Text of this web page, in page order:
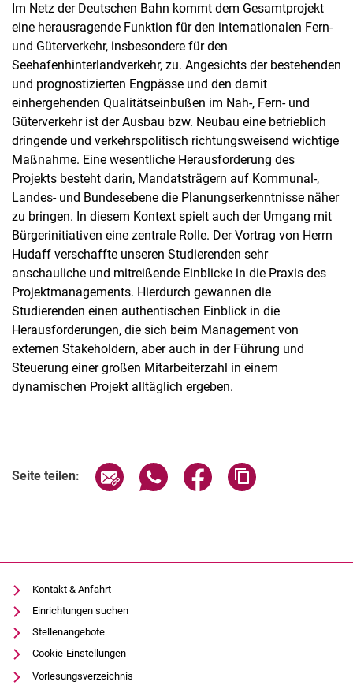
Im Netz der Deutschen Bahn kommt dem Gesamtprojekt
eine herausragende Funktion für den internationalen Fern-
und Güterverkehr, insbesondere für den
Seehafenhinterlandverkehr, zu. Angesichts der bestehenden
und prognostizierten Engpässe und den damit
einhergehenden Qualitätseinbußen im Nah-, Fern- und
Güterverkehr ist der Ausbau bzw. Neubau eine betrieblich
dringende und verkehrspolitisch richtungsweisend wichtige
Maßnahme. Eine wesentliche Herausforderung des
Projekts besteht darin, Mandatsträgern auf Kommunal-,
Landes- und Bundesebene die Planungserkenntnisse näher
zu bringen. In diesem Kontext spielt auch der Umgang mit
Bürgerinitiativen eine zentrale Rolle. Der Vortrag von Herrn
Hudaff verschaffte unseren Studierenden sehr
anschauliche und mitreißende Einblicke in die Praxis des
Projektmanagements. Hierdurch gewannen die
Studierenden einen authentischen Einblick in die
Herausforderungen, die sich beim Management von
externen Stakeholdern, aber auch in der Führung und
Steuerung einer großen Mitarbeiterzahl in einem
dynamischen Projekt alltäglich ergeben.
Seite teilen: Seite über E-Mail teilen
Seite über WhatsApp teilen
Seite über Facebook
Kontakt & Anfahrt
Einrichtungen suchen
Stellenangebote
Cookie-Einstellungen
Vorlesungsverzeichnis